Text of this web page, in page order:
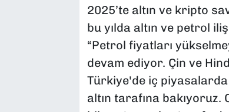
2025’te altın ve kripto
bu yılda altın ve petrol
“Petrol fiyatları
devam ediyor. Çin ve
Türkiye'de iç piyasalarda
altın tarafına bakıyoruz.